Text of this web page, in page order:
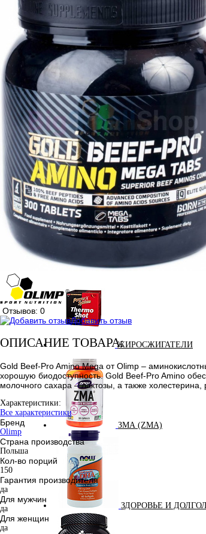
АНАБОЛИЧЕСКИЕ
АКСЕССУАРЫ
ДОБАВКИ ДЛЯ
ДИЕТИЧЕСКОЕ
ЖИРОСЖИГАТЕЛИ
ЗМА (ZMA)
ЗДОРОВЬЕ И
Отзывов: 0
Добавить отзыв
ОПИСАНИЕ ТОВАРА:
Gold Beef-Pro Amino Mega от Olimp –
хорошую биодоступность. Gold Beef-Pro Amino
молочного сахара – лактозы, а также
Характеристики:
Все характеристики
Бренд
Olimp
Страна производства
Польша
Кол-во порций
150
Гарантия производителя
да
Для мужчин
да
Для женщин
да